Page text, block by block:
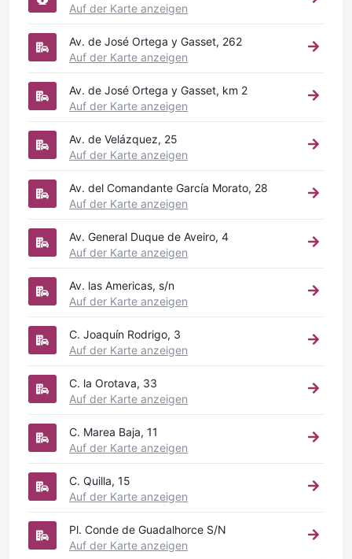
Auf der Karte anzeigen
Av. de José Ortega y Gasset, 262
Auf der Karte anzeigen
Av. de José Ortega y Gasset, km 2
Auf der Karte anzeigen
Av. de Velázquez, 25
Auf der Karte anzeigen
Av. del Comandante García Morato, 28
Auf der Karte anzeigen
Av. General Duque de Aveiro, 4
Auf der Karte anzeigen
Av. las Americas, s/n
Auf der Karte anzeigen
C. Joaquín Rodrigo, 3
Auf der Karte anzeigen
C. la Orotava, 33
Auf der Karte anzeigen
C. Marea Baja, 11
Auf der Karte anzeigen
C. Quilla, 15
Auf der Karte anzeigen
Pl. Conde de Guadalhorce S/N
Auf der Karte anzeigen